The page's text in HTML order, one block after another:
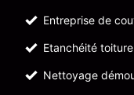
Entreprise de
Etanchéité
Nettoyage